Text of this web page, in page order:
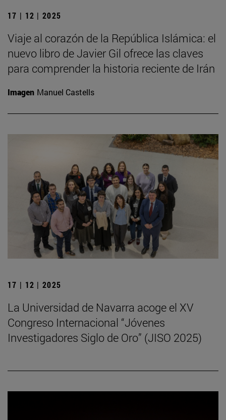
17 | 12 | 2025
Viaje al corazón de la República Islámica: el
nuevo libro de Javier Gil ofrece las claves
para comprender la historia reciente de Irán
Imagen Manuel Castells
17 | 12 | 2025
La Universidad de Navarra acoge el XV
Congreso Internacional “Jóvenes
Investigadores Siglo de Oro” (JISO 2025)